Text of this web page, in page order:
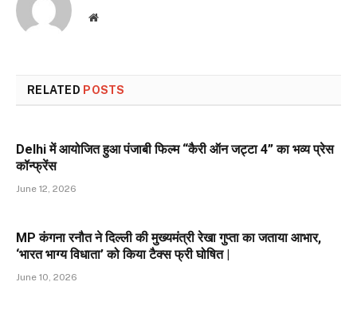
Website
RELATED POSTS
Delhi में आयोजित हुआ पंजाबी फिल्म “कैरी ऑन जट्टा 4” का भव्य प्रेस
कॉन्फ्रेंस
June 12, 2026
MP कंगना रनौत ने दिल्ली की मुख्यमंत्री रेखा गुप्ता का जताया आभार,
‘भारत भाग्य विधाता’ को किया टैक्स फ्री घोषित |
June 10, 2026